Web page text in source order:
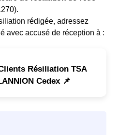
rédigée, adressez
avec accusé de réception à :
Résiliation TSA
Cedex 📌